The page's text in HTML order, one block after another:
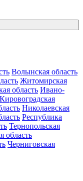
Волынская область
Житомирская
область Ивано-
Кировоградская
Николаевская
Республика
Тернопольская
область
Черниговская